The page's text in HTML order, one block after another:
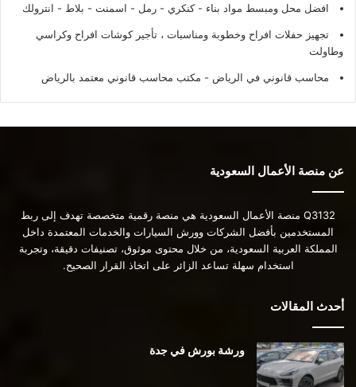
افضل محل ومبسط مواد بناء - كنكري - رمل - اسمنت - بلاط - انترولك
تجهيز حفلات افراح وخطوبة ومناسبات ، تأجير كوشات افراح وكراسي
وطاولت
محاسب قانوني في الرياض - مكتب محاسب قانوني معتمد بالرياض
عن منصة الأعمال السعودية
Q3132 منصة الأعمال السعودية هي منصة رقمية متخصصة تهدف إلى ربط
المستخدمين بأفضل الشركات وورش السيارات والخدمات المعتمدة داخل
المملكة العربية السعودية، من خلال محتوى موثوق، تصنيفات دقيقة، وتجربة
استخدام سهلة تساعد الزائر على اتخاذ القرار الصحيح.
أحدث المقالات
ورشة بورش في جدة